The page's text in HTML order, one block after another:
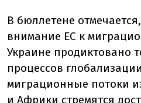
В бюллетене
внимание ЕС к
Украине продиктовано
процессов
миграционные потоки
и Африки стремятся